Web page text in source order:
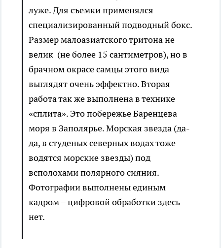
луже. Для съемки применялся
специализированный подводный бокс.
Размер малоазиатского тритона не
велик (не более 15 сантиметров), но в
брачном окрасе самцы этого вида
выглядят очень эффектно. Вторая
работа так же выполнена в технике
«сплита». Это побережье Баренцева
моря в Заполярье. Морская звезда (да-
да, в студеных северных водах тоже
водятся морские звезды) под
всполохами полярного сияния.
Фотографии выполнены единым
кадром – цифровой обработки здесь
нет.